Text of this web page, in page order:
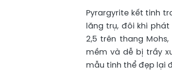
Pyrargyrite kết tinh
lăng trụ, đôi khi
2,5 trên thang
mềm và dễ bị trầy
mẫu tinh thể đẹp lại